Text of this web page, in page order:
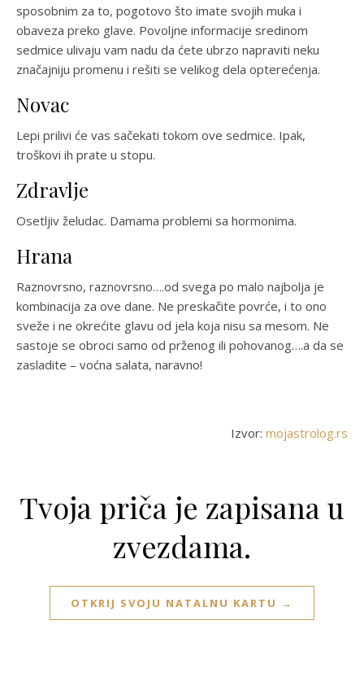
sposobnim za to, pogotovo što imate svojih muka i
obaveza preko glave. Povoljne informacije sredinom
sedmice ulivaju vam nadu da ćete ubrzo napraviti neku
značajniju promenu i rešiti se velikog dela opterećenja.
Novac
Lepi prilivi će vas sačekati tokom ove sedmice. Ipak,
troškovi ih prate u stopu.
Zdravlje
Osetljiv želudac. Damama problemi sa hormonima.
Hrana
Raznovrsno, raznovrsno….od svega po malo najbolja je
kombinacija za ove dane. Ne preskačite povrće, i to ono
sveže i ne okrećite glavu od jela koja nisu sa mesom. Ne
sastoje se obroci samo od prženog ili pohovanog….a da se
zasladite – voćna salata, naravno!
Izvor: mojastrolog.rs
Tvoja priča je zapisana u
zvezdama.
OTKRIJ SVOJU NATALNU KARTU →